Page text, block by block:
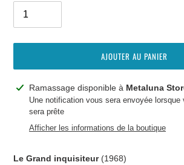
AJOUTER AU PANIER
Ajout
produit
Ramassage disponible à Metaluna
Une notification vous sera envoyée lorsque
sera prête
Afficher les informations de la boutique
Le Grand inquisiteur (1968)